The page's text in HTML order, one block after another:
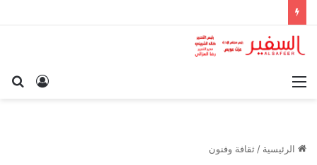
تسجيل
الرئيسية / ثقافة وفنون